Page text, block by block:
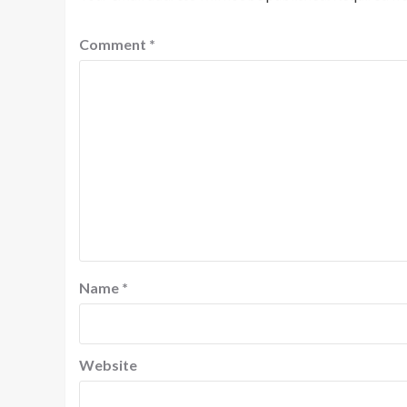
Comment *
Name *
Website